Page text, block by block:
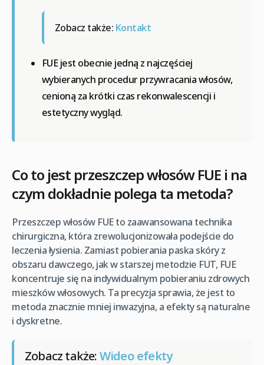
Zobacz także: Kontakt
FUE jest obecnie jedną z najczęściej
wybieranych procedur przywracania włosów,
cenioną za krótki czas rekonwalescencji i
estetyczny wygląd.
Co to jest przeszczep włosów FUE i na
czym dokładnie polega ta metoda?
Przeszczep włosów FUE to zaawansowana technika
chirurgiczna, która zrewolucjonizowała podejście do
leczenia łysienia. Zamiast pobierania paska skóry z
obszaru dawczego, jak w starszej metodzie FUT, FUE
koncentruje się na indywidualnym pobieraniu zdrowych
mieszków włosowych. Ta precyzja sprawia, że jest to
metoda znacznie mniej inwazyjna, a efekty są naturalne
i dyskretne.
Zobacz także:Wideo efekty